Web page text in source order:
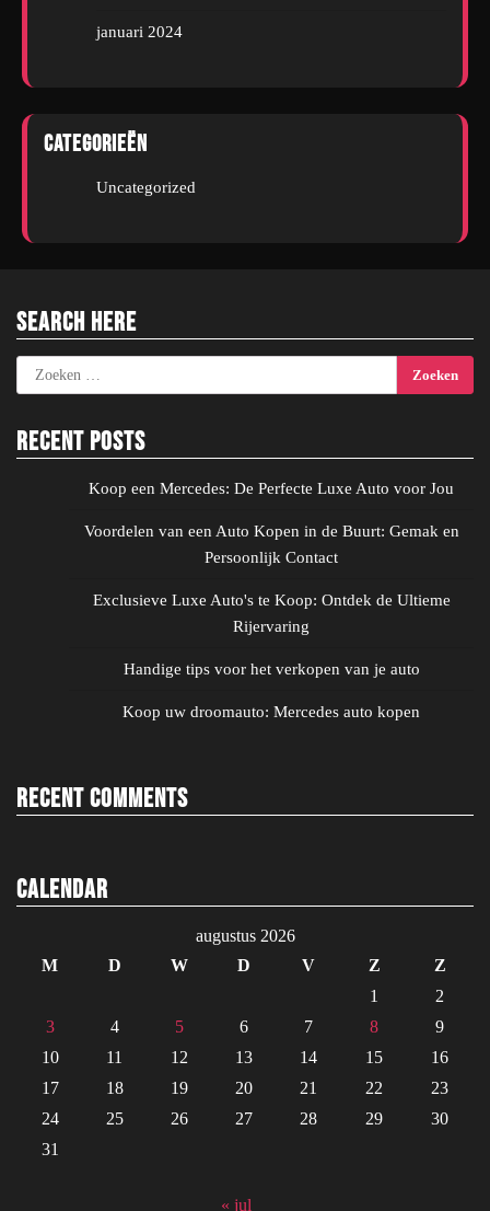
januari 2024
Categorieën
Uncategorized
Search Here
Zoeken
naar:
Recent Posts
Koop een Mercedes: De Perfecte Luxe Auto voor Jou
Voordelen van een Auto Kopen in de Buurt: Gemak en
Persoonlijk Contact
Exclusieve Luxe Auto's te Koop: Ontdek de Ultieme
Rijervaring
Handige tips voor het verkopen van je auto
Koop uw droomauto: Mercedes auto kopen
Recent Comments
Calendar
augustus 2026
M
D W D V Z
Z
1
2
3
4 5 6 7 8
9
10
11 12 13 14 15
16
17
18 19 20 21 22
23
24
25 26 27 28 29
30
31
« jul